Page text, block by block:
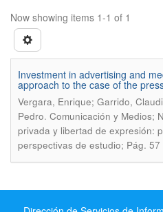
Now showing items 1-1 of 1
Investment in advertising and
approach to the case of the
Vergara, Enrique; Garrido,
Pedro. Comunicación y Medios;
privada y libertad de expresión:
perspectivas de estudio; Pág. 57